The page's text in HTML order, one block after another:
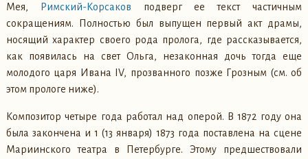
Мея,
Римский-Корсаков подверг ее текст частичным
сокращениям. Полностью был выпущен первый акт драмы,
носящий характер своего рода пролога, где рассказывается,
как появилась на свет Ольга, незаконная дочь тогда еще
молодого царя Ивана IV, прозванного позже Грозным (см. об
этом прологе ниже).
Композитор четыре года работал над оперой. В 1872 году она
была закончена и 1 (13 января) 1873 года поставлена на сцене
Мариинского театра в Петербурге. Этому предшествовали